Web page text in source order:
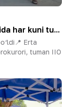
har kuni tu...
Erta
tuman IIO